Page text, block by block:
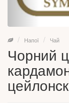
Напої Чай
Чорний